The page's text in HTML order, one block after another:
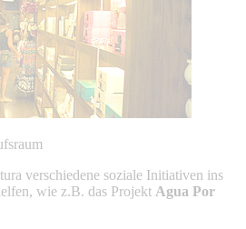
verschiedene soziale Initiativen ins
wie z.B. das Projekt Agua Por